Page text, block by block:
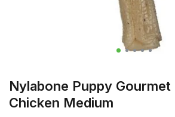
Nylabone Puppy
Chicken Medium